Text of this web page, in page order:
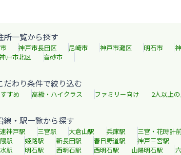
所一覧から探す
神戸市長田区 尼崎市 神戸市灘区 明石市
神戸市北区
高砂市
わり条件で絞り込む
すめ 高級・ハイクラス ファミリー向け 2人以上
・駅一覧から探す
神戸駅 三宮駅 大倉山駅 兵庫駅 三宮・花時計
駅 姫路駅 新長田駅 春日野道駅 神戸三宮駅
駅 明石駅 西明石駅 西明石駅 山陽明石駅